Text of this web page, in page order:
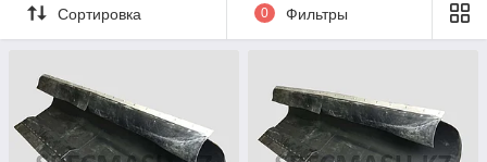
Сортировка 0 Фильтры